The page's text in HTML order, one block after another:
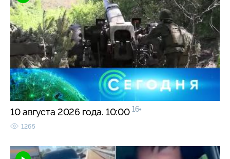
10 августа 2026 года. 10:00 16+
1265